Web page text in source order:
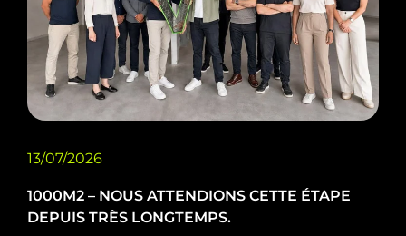
13/07/2026
1000M2 – NOUS ATTENDIONS CETTE ÉTAPE
DEPUIS TRÈS LONGTEMPS.